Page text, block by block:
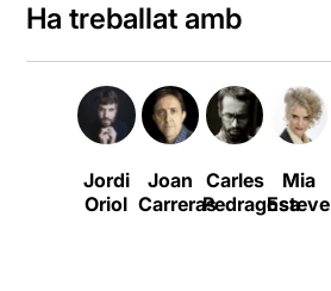
Ha treballat amb
Jordi
Oriol
Joan
Carreras
Carles
Pedragosa
Mia
Esteve